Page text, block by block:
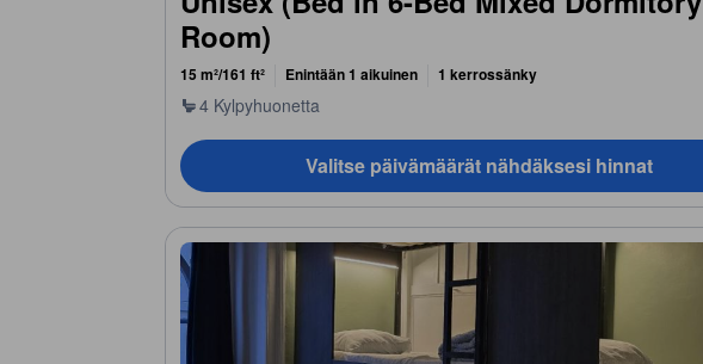
Room)
15 m²/161 ft² Enintään 1 aikuinen 1 kerrossänky
4 Kylpyhuonetta
Valitse päivämäärät nähdäksesi hinnat